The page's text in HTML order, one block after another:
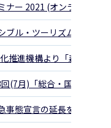
ナー 2021 (オンラインセ
ブル・ツーリズム推進セ
推進機構より「森林サー
(7月)「総合・国内旅程管
事態宣言の延長を踏まえ